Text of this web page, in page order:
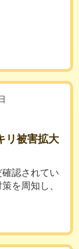
リ被害拡大
認されてい
を周知し、